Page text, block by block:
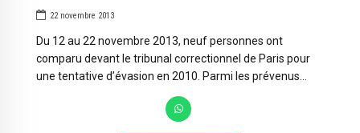
22 novembre 2013
Du 12 au 22 novembre 2013, neuf personnes ont
comparu devant le tribunal correctionnel de Paris pour
une tentative d’évasion en 2010. Parmi les prévenus...